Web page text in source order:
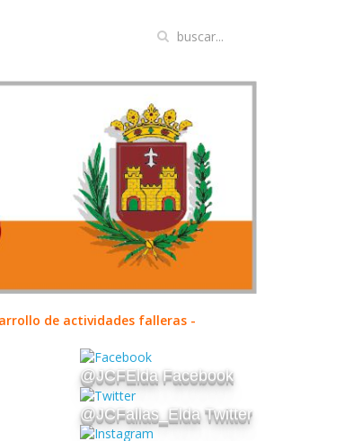
de actividades falleras -
@JCFElda Facebook
@JCFallas_Elda Twitter